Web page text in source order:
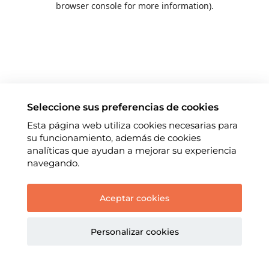
browser console for more information).
Seleccione sus preferencias de cookies
Esta página web utiliza cookies necesarias para
su funcionamiento, además de cookies
analíticas que ayudan a mejorar su experiencia
navegando.
Aceptar cookies
Personalizar cookies